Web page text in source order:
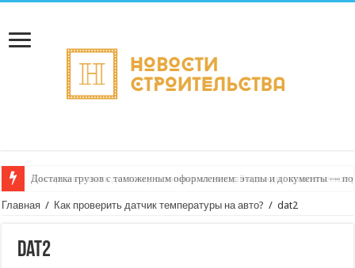
Доставка грузов с таможенным оформлением: этапы и документы —
Главная / Как проверить датчик температуры на авто? / dat2
dat2